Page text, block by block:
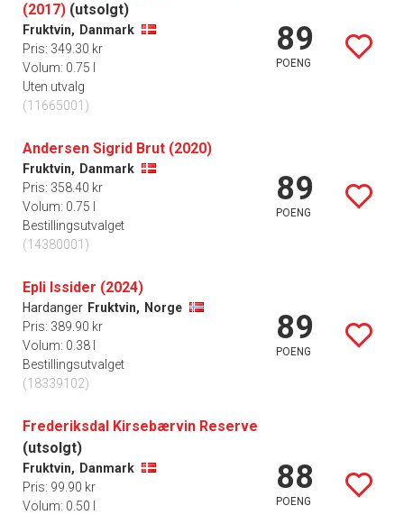
(2017) (utsolgt)
Fruktvin, Danmark
Pris: 349.30 kr
Volum: 0.75 l
Uten utvalg
(11665001)
89
POENG
Andersen Sigrid Brut (2020)
Fruktvin, Danmark
Pris: 358.40 kr
Volum: 0.75 l
Bestillingsutvalget
(14380001)
89
POENG
Epli Issider (2024)
Hardanger Fruktvin, Norge
Pris: 389.90 kr
Volum: 0.38 l
Bestillingsutvalget
(18339102)
89
POENG
Frederiksdal Kirsebærvin Reserve
(utsolgt)
Fruktvin, Danmark
Pris: 99.90 kr
Volum: 0.50 l
88
POENG